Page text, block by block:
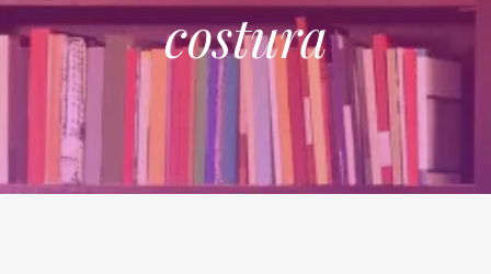
costura